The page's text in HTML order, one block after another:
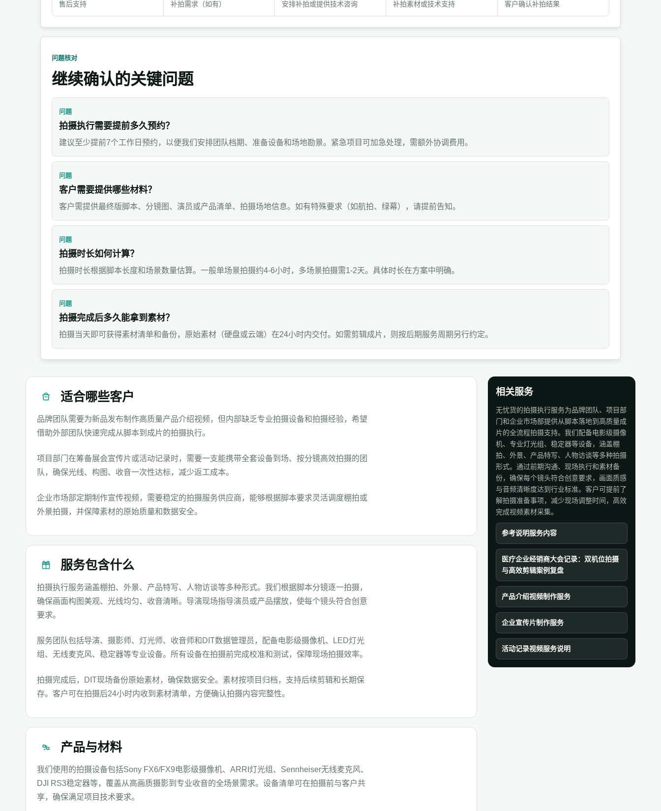
售后支持 补拍需求（如有） 安排补拍或提供技术咨询 补拍素材或技术支持 客户确认补拍结果
问题核对
继续确认的关键问题
问题
拍摄执行需要提前多久预约？
建议至少提前7个工作日预约，以便我们安排团队档期、准备设备和场地勘景。紧急项目可加急处理，需额外协调费用。
问题
客户需要提供哪些材料？
客户需提供最终版脚本、分镜图、演员或产品清单、拍摄场地信息。如有特殊要求（如航拍、绿幕），请提前告知。
问题
拍摄时长如何计算？
拍摄时长根据脚本长度和场景数量估算。一般单场景拍摄约4-6小时，多场景拍摄需1-2天。具体时长在方案中明确。
问题
拍摄完成后多久能拿到素材？
拍摄当天即可获得素材清单和备份，原始素材（硬盘或云端）在24小时内交付。如需剪辑成片，则按后期服务周期另行约定。
适合哪些客户
品牌团队需要为新品发布制作高质量产品介绍视频，但内部缺乏专业拍摄设备和拍摄经验，希望
借助外部团队快速完成从脚本到成片的拍摄执行。
项目部门在筹备展会宣传片或活动记录时，需要一支能携带全套设备到场、按分镜高效拍摄的团
队，确保光线、构图、收音一次性达标，减少返工成本。
企业市场部定期制作宣传视频，需要稳定的拍摄服务供应商，能够根据脚本要求灵活调度棚拍或
外景拍摄，并保障素材的原始质量和数据安全。
服务包含什么
拍摄执行服务涵盖棚拍、外景、产品特写、人物访谈等多种形式。我们根据脚本分镜逐一拍摄，
确保画面构图美观、光线均匀、收音清晰。导演现场指导演员或产品摆放，使每个镜头符合创意
要求。
服务团队包括导演、摄影师、灯光师、收音师和DIT数据管理员，配备电影级摄像机、LED灯光
组、无线麦克风、稳定器等专业设备。所有设备在拍摄前完成校准和测试，保障现场拍摄效率。
拍摄完成后，DIT现场备份原始素材，确保数据安全。素材按项目归档，支持后续剪辑和长期保
存。客户可在拍摄后24小时内收到素材清单，方便确认拍摄内容完整性。
产品与材料
我们使用的拍摄设备包括Sony FX6/FX9电影级摄像机、ARRI灯光组、Sennheiser无线麦克风、
DJI RS3稳定器等，覆盖从高画质摄影到专业收音的全场景需求。设备清单可在拍摄前与客户共
享，确保满足项目技术要求。
相关服务
无忧货的拍摄执行服务为品牌团队、项目部
门和企业市场部提供从脚本落地到高质量成
片的全流程拍摄支持。我们配备电影级摄像
机、专业灯光组、稳定器等设备，涵盖棚
拍、外景、产品特写、人物访谈等多种拍摄
形式。通过前期沟通、现场执行和素材备
份，确保每个镜头符合创意要求，画面质感
与音频清晰度达到行业标准。客户可提前了
解拍摄准备事项，减少现场调整时间，高效
完成视频素材采集。
参考说明服务内容
医疗企业经销商大会记录：双机位拍摄
与高效剪辑案例复盘
产品介绍视频制作服务
企业宣传片制作服务
活动记录视频服务说明